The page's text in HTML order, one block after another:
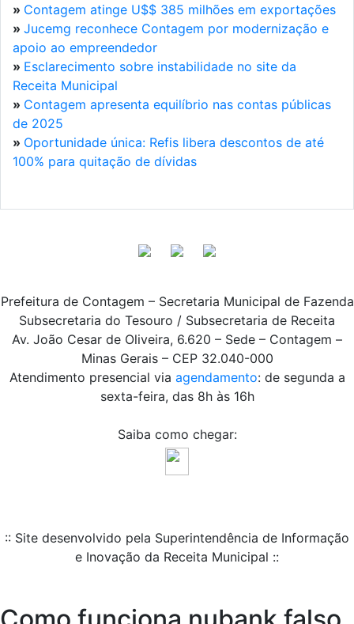
» Contagem atinge U$$ 385 milhões em exportações
» Jucemg reconhece Contagem por modernização e
apoio ao empreendedor
» Esclarecimento sobre instabilidade no site da
Receita Municipal
» Contagem apresenta equilíbrio nas contas públicas
de 2025
» Oportunidade única: Refis libera descontos de até
100% para quitação de dívidas
Prefeitura de Contagem – Secretaria Municipal de Fazenda
Subsecretaria do Tesouro / Subsecretaria de Receita
Av. João Cesar de Oliveira, 6.620 – Sede – Contagem –
Minas Gerais – CEP 32.040-000
Atendimento presencial via agendamento: de segunda a
sexta-feira, das 8h às 16h
Saiba como chegar:
:: Site desenvolvido pela Superintendência de Informação
e Inovação da Receita Municipal ::